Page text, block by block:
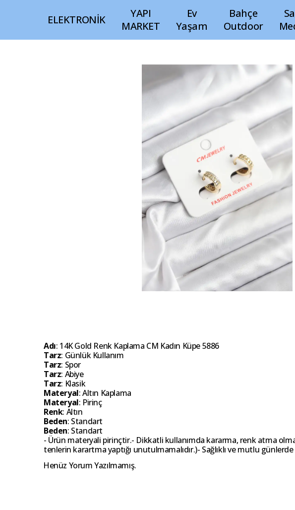
ELEKTRONİK
YAPI
MARKET
Ev
Yaşam
Bahçe
Outdoor
Adı: 14K Gold Renk Kaplama CM Kadın Küpe 5886
Tarz: Günlük Kullanım
Tarz: Spor
Tarz: Abiye
Tarz: Klasik
Materyal: Altın Kaplama
Materyal: Pirinç
Renk: Altın
Beden: Standart
Beden: Standart
- Ürün materyali pirinçtir.- Dikkatli kullanımda kararma, renk atma
tenlerin karartma yaptığı unutulmamalıdır.)- Sağlıklı ve mutlu
Henüz Yorum Yazılmamış.